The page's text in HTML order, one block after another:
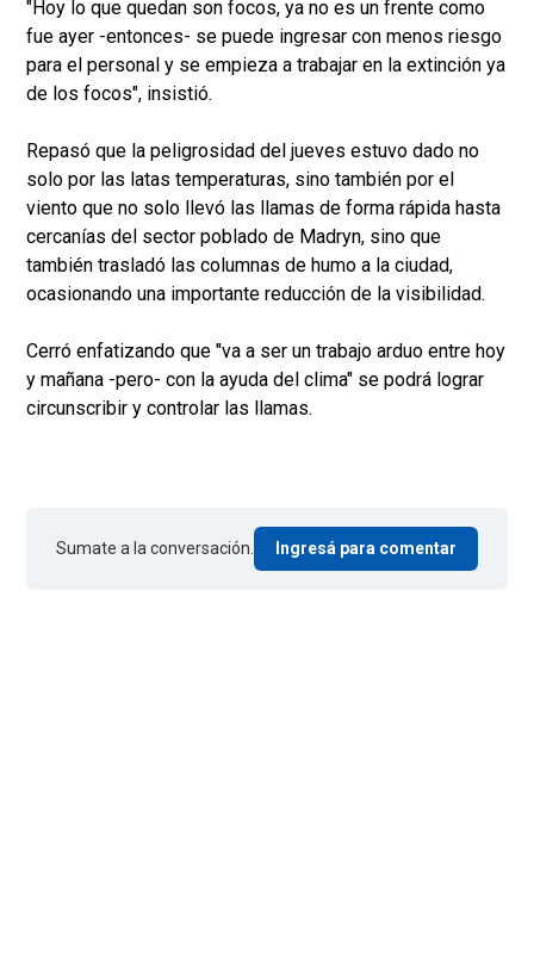
"Hoy lo que quedan son focos, ya no es un frente como
fue ayer -entonces- se puede ingresar con menos riesgo
para el personal y se empieza a trabajar en la extinción ya
de los focos", insistió.
Repasó que la peligrosidad del jueves estuvo dado no
solo por las latas temperaturas, sino también por el
viento que no solo llevó las llamas de forma rápida hasta
cercanías del sector poblado de Madryn, sino que
también trasladó las columnas de humo a la ciudad,
ocasionando una importante reducción de la visibilidad.
Cerró enfatizando que "va a ser un trabajo arduo entre hoy
y mañana -pero- con la ayuda del clima" se podrá lograr
circunscribir y controlar las llamas.
Sumate a la conversación. Ingresá para comentar